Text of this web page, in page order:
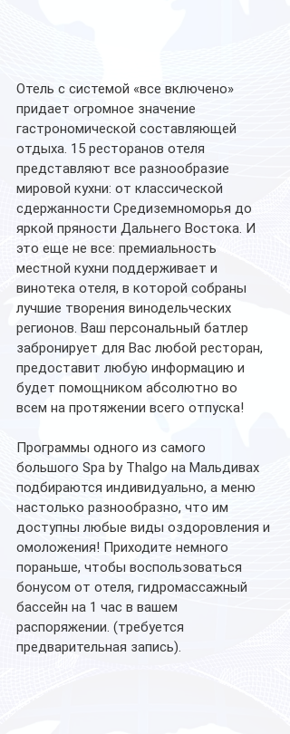
Отель с системой «все включено»
придает огромное значение
гастрономической составляющей
отдыха. 15 ресторанов отеля
представляют все разнообразие
мировой кухни: от классической
сдержанности Средиземноморья до
яркой пряности Дальнего Востока. И
это еще не все: премиальность
местной кухни поддерживает и
винотека отеля, в которой собраны
лучшие творения винодельческих
регионов. Ваш персональный батлер
забронирует для Вас любой ресторан,
предоставит любую информацию и
будет помощником абсолютно во
всем на протяжении всего отпуска!
Программы одного из самого
большого Spa by Thalgo на Мальдивах
подбираются индивидуально, а меню
настолько разнообразно, что им
доступны любые виды оздоровления и
омоложения! Приходите немного
пораньше, чтобы воспользоваться
бонусом от отеля, гидромассажный
бассейн на 1 час в вашем
распоряжении. (требуется
предварительная запись).